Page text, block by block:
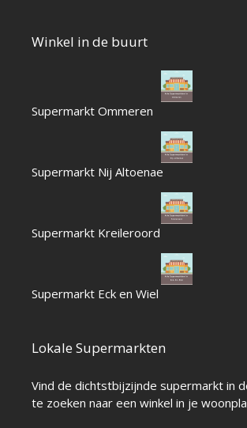
Winkel in de buurt
Supermarkt Ommeren
Supermarkt Nij Altoenae
Supermarkt Kreileroord
Supermarkt Eck en Wiel
Lokale Supermarkten
Vind de dichtstbijzijnde supermarkt in
te zoeken naar een winkel in je